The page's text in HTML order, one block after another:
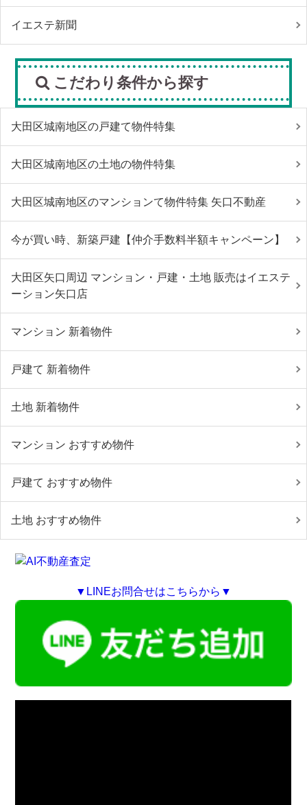
イエステ新聞
こだわり条件から探す
大田区城南地区の戸建て物件特集
大田区城南地区の土地の物件特集
大田区城南地区のマンションて物件特集 矢口不動産
今が買い時、新築戸建【仲介手数料半額キャンペーン】
大田区矢口周辺 マンション・戸建・土地 販売はイエステ
ーション矢口店
マンション 新着物件
戸建て 新着物件
土地 新着物件
マンション おすすめ物件
戸建て おすすめ物件
土地 おすすめ物件
▼LINEお問合せはこちらから▼